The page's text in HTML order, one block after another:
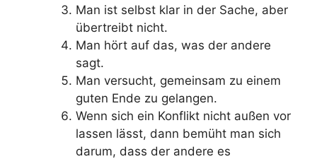
Man ist selbst klar in der Sache, aber
übertreibt nicht.
Man hört auf das, was der andere
sagt.
Man versucht, gemeinsam zu einem
guten Ende zu gelangen.
Wenn sich ein Konflikt nicht außen vor
lassen lässt, dann bemüht man sich
darum, dass der andere es